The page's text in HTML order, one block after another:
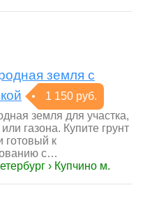
земля с
1 150 руб.
земля для участка,
газона. Купите грунт
готовый к
с…
› Купчино м.